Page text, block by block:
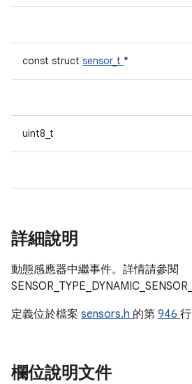
const struct sensor_t *
uint8_t
詳細說明
動態感應器中繼事件。詳情請參閱
定義位於檔案 sensors.h 的第 946 行
欄位說明文件